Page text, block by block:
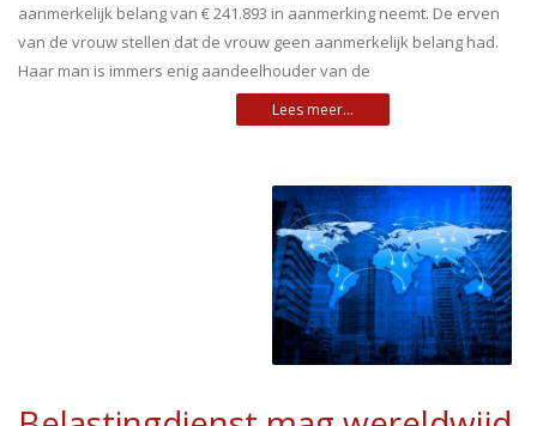
aanmerkelijk belang van € 241.893 in aanmerking neemt. De erven
van de vrouw stellen dat de vrouw geen aanmerkelijk belang had.
Haar man is immers enig aandeelhouder van de